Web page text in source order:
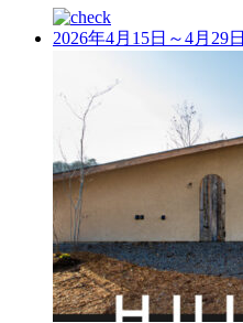
2026年4月15日～4月29日